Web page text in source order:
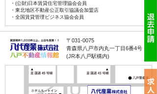
・(公財)日本賃貸住宅管理協会会員
・東北地区不動産公正取引協議会加盟店
・全国賃貸管理ビジネス協会会員
〒031-0075
青森県八戸市内丸一丁目6番4号
(JR本八戸駅構内)